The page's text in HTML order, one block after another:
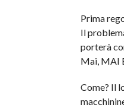
Prima
Il
porterà
Mai, MAI
Come? Il